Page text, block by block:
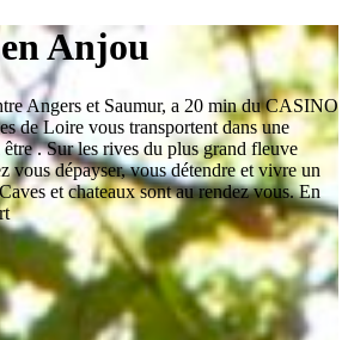
Anjou
Angers et Saumur, a 20 min du CASINO
de Loire vous transportent dans une
. Sur les rives du plus grand fleuve
vous dépayser, vous détendre et vivre un
et chateaux sont au rendez vous. En